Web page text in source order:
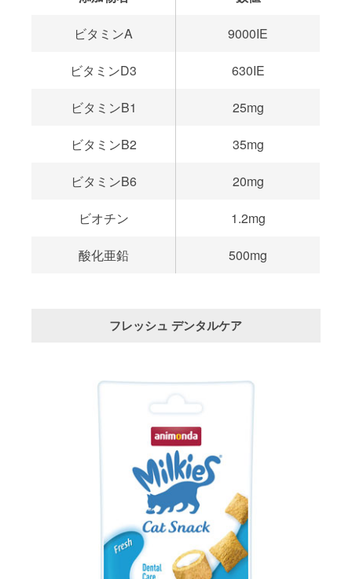
ビタミンA 9000IE
ビタミンD3 630IE
ビタミンB1 25mg
ビタミンB2 35mg
ビタミンB6 20mg
ビオチン 1.2mg
酸化亜鉛 500mg
フレッシュ デンタルケア